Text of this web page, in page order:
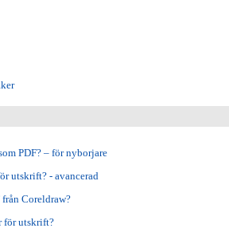
PDF? – för nyborjare
utskrift? - avancerad
från Coreldraw?
för utskrift?